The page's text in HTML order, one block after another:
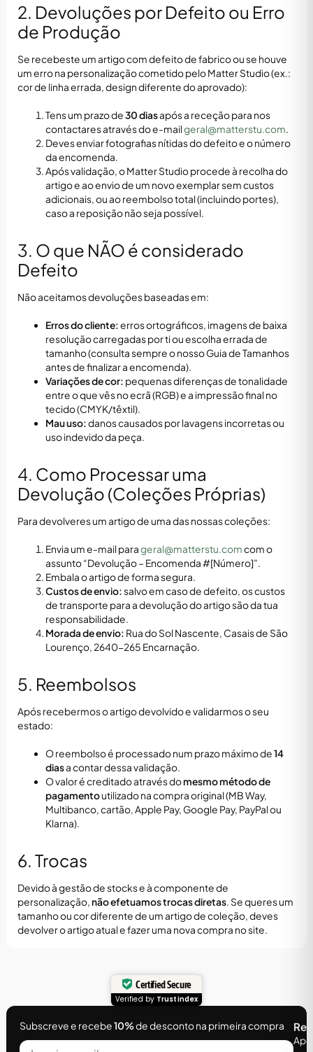
2. Devoluções por Defeito ou Erro
de Produção
Se recebeste um artigo com defeito de fabrico ou se houve
um erro na personalização cometido pelo Matter Studio (ex.:
cor de linha errada, design diferente do aprovado):
Tens um prazo de30 diasapós a receção para nos
contactares através do e-mailgeral@matterstu.com.
Deves enviar fotografias nítidas do defeito e o número
da encomenda.
Após validação, o Matter Studio procede à recolha do
artigo e ao envio de um novo exemplar sem custos
adicionais, ou ao reembolso total (incluindo portes),
caso a reposição não seja possível.
3. O que NÃO é considerado
Defeito
Não aceitamos devoluções baseadas em:
Erros do cliente:erros ortográficos, imagens de baixa
resolução carregadas por ti ou escolha errada de
tamanho (consulta sempre o nosso Guia de Tamanhos
antes de finalizar a encomenda).
Variações de cor: pequenas diferenças de tonalidade
entre o que vês no ecrã (RGB) e a impressão final no
tecido (CMYK/têxtil).
Mau uso:danos causados por lavagens incorretas ou
uso indevido da peça.
4. Como Processar uma
Devolução (Coleções Próprias)
Para devolveres um artigo de uma das nossas coleções:
Envia um e-mail parageral@matterstu.comcom o
assunto “Devolução – Encomenda #[Número]”.
Embala o artigo de forma segura.
Custos de envio:salvo em caso de defeito, os custos
de transporte para a devolução do artigo são da tua
responsabilidade.
Morada de envio: Rua do Sol Nascente, Casais de São
Lourenço, 2640-265 Encarnação.
5. Reembolsos
Após recebermos o artigo devolvido e validarmos o seu
estado:
O reembolso é processado num prazo máximo de14
diasa contar dessa validação.
O valor é creditado através domesmo método de
pagamentoutilizado na compra original (MB Way,
Multibanco, cartão, Apple Pay, Google Pay, PayPal ou
Klarna).
6. Trocas
Devido à gestão de stocks e à componente de
personalização, não efetuamos trocas diretas. Se queres um
tamanho ou cor diferente de um artigo de coleção, deves
devolver o artigo atual e fazer uma nova compra no site.
Certified Secure
Verified by Trustindex
Subscreve e recebe10%de desconto na primeira compra